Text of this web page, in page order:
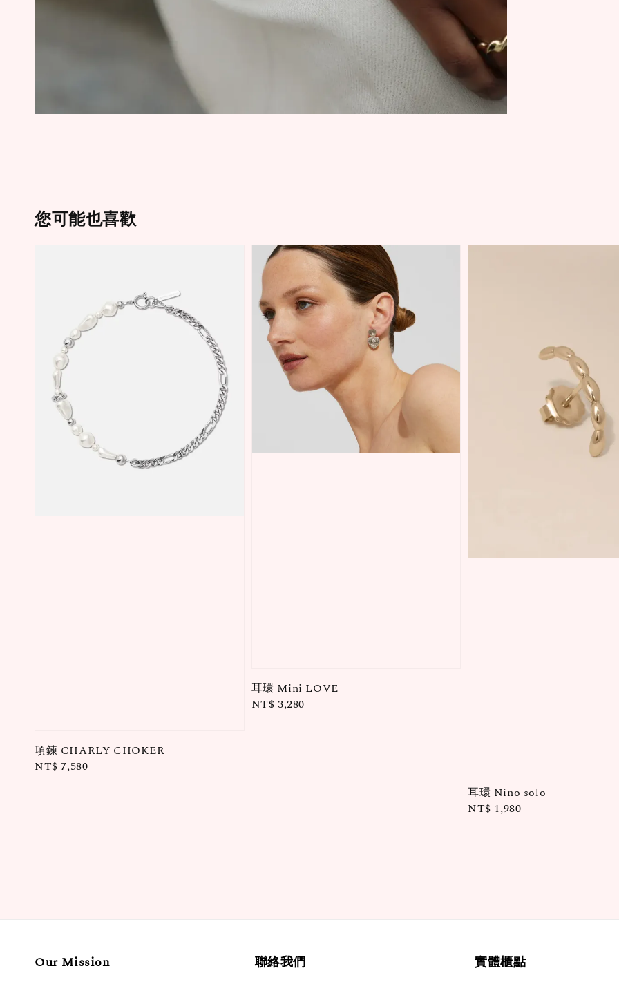
您可能也喜歡
項鍊 CHARLY CHOKER
Regular
NT$ 7,580
耳環 Mini LOVE
Regular
NT$ 3,280
耳環 Nino solo
Regular
NT$ 1,980
Our Mission 聯絡我們 實體櫃點